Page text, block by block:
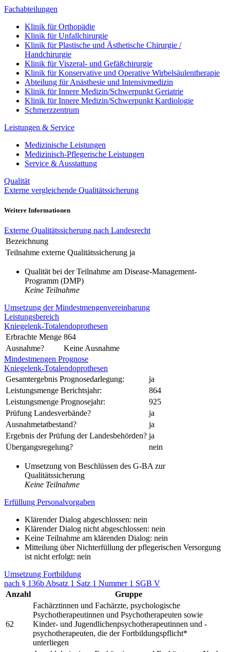
Fachabteilungen
Klinik für Orthopädie
Klinik für Unfallchirurgie
Klinik für Plastische und Ästhetische Chirurgie /
Handchirurgie
Klinik für Viszeral- und Gefäßchirurgie
Klinik für Konservative und Operative Wirbelsäulentherapie
Abteilung für Anästhesie und Intensivmedizin
Klinik für Innere Medizin/Schwerpunkt Geriatrie
Klinik für Innere Medizin/Schwerpunkt Kardiologie
Schmerzzentrum
Leistungen & Service
Medizinische Leistungen
Medizinisch-Pflegerische Leistungen
Service & Ausstattung
Qualität
Externe vergleichende Qualitätssicherung
Weitere Informationen
Externe Qualitätssicherung nach Landesrecht
Bezeichnung
Teilnahme externe Qualitätssicherung ja
Qualität bei der Teilnahme am Disease-Management-
Programm (DMP)
Keine Teilnahme
Umsetzung der Mindestmengenvereinbarung
Leistungsbereich
Kniegelenk-Totalendoprothesen
Erbrachte Menge 864
Ausnahme?
Keine Ausnahme
Mindestmengen Prognose
Kniegelenk-Totalendoprothesen
Gesamtergebnis Prognosedarlegung:
ja
Leistungsmenge Berichtsjahr:
864
Leistungsmenge Prognosejahr:
925
Prüfung Landesverbände?
ja
Ausnahmetatbestand?
ja
Ergebnis der Prüfung der Landesbehörden? ja
Übergangsregelung?
nein
Umsetzung von Beschlüssen des G-BA zur
Qualitätssicherung
Keine Teilnahme
Erfüllung Personalvorgaben
Klärender Dialog abgeschlossen: nein
Klärender Dialog nicht abgeschlossen: nein
Keine Teilnahme am klärenden Dialog: nein
Mitteilung über Nichterfüllung der pflegerischen Versorgung
ist nicht erfolgt: nein
Umsetzung Fortbildung
nach § 136b Absatz 1 Satz 1 Nummer 1 SGB V
Anzahl
Gruppe
62
Fachärztinnen und Fachärzte, psychologische
Psychotherapeutinnen und Psychotherapeuten sowie
Kinder- und Jugendlichenpsychotherapeutinnen und -
psychotherapeuten, die der Fortbildungspflicht*
unterliegen